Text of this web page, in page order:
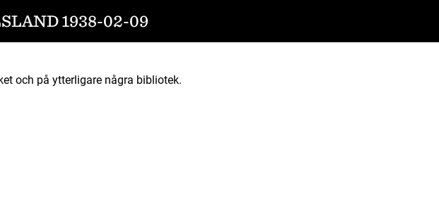
1938-02-09
och på ytterligare några bibliotek.